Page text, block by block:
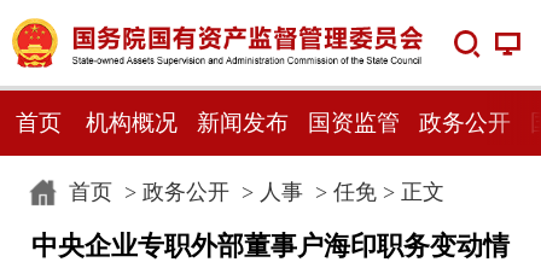
首页 机构概况 新闻发布 国资监管 政务公开
首页> 政务公开> 人事> 任免> 正文
中央企业专职外部董事户海印职务变动情